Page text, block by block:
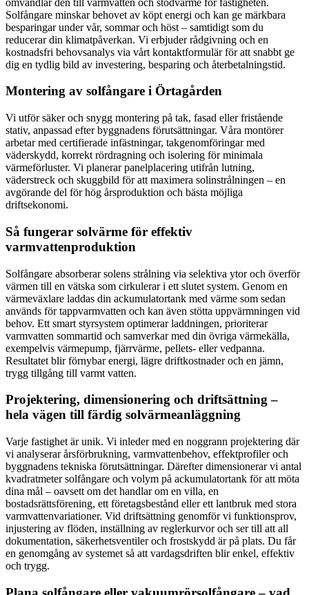
Solfångare minskar behovet av köpt energi och kan ge märkbara
besparingar under vår, sommar och höst – samtidigt som du
reducerar din klimatpåverkan. Vi erbjuder rådgivning och en
kostnadsfri behovsanalys via vårt kontaktformulär för att snabbt ge
dig en tydlig bild av investering, besparing och återbetalningstid.
Montering av solfångare i Örtagården
Vi utför säker och snygg montering på tak, fasad eller fristående
stativ, anpassad efter byggnadens förutsättningar. Våra montörer
arbetar med certifierade infästningar, takgenomföringar med
väderskydd, korrekt rördragning och isolering för minimala
värmeförluster. Vi planerar panelplacering utifrån lutning,
väderstreck och skuggbild för att maximera solinstrålningen – en
avgörande del för hög årsproduktion och bästa möjliga
driftsekonomi.
Så fungerar solvärme för effektiv
varmvattenproduktion
Solfångare absorberar solens strålning via selektiva ytor och överför
värmen till en vätska som cirkulerar i ett slutet system. Genom en
värmeväxlare laddas din ackumulatortank med värme som sedan
används för tappvarmvatten och kan även stötta uppvärmningen vid
behov. Ett smart styrsystem optimerar laddningen, prioriterar
varmvatten sommartid och samverkar med din övriga värmekälla,
exempelvis värmepump, fjärrvärme, pellets- eller vedpanna.
Resultatet blir förnybar energi, lägre driftkostnader och en jämn,
trygg tillgång till varmt vatten.
Projektering, dimensionering och driftsättning –
hela vägen till färdig solvärmeanläggning
Varje fastighet är unik. Vi inleder med en noggrann projektering där
vi analyserar årsförbrukning, varmvattenbehov, effektprofiler och
byggnadens tekniska förutsättningar. Därefter dimensionerar vi antal
kvadratmeter solfångare och volym på ackumulatortank för att möta
dina mål – oavsett om det handlar om en villa, en
bostadsrättsförening, ett företagsbestånd eller ett lantbruk med stora
varmvattenvariationer. Vid driftsättning genomför vi funktionsprov,
injustering av flöden, inställning av reglerkurvor och ser till att all
dokumentation, säkerhetsventiler och frostskydd är på plats. Du får
en genomgång av systemet så att vardagsdriften blir enkel, effektiv
och trygg.